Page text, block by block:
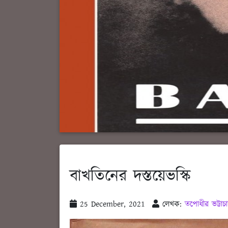
বাখতিনের দস্তয়েভস্কি
25 December, 2021 লেখক:তপোধীর